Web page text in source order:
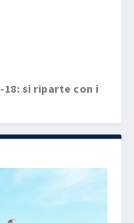
18: si riparte con i